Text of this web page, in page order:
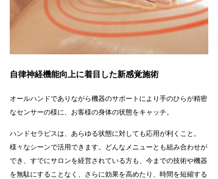
自律神経機能向上に着目した新感覚施術
オールハンドでありながら機器のサポートにより手のひらが精密
なセンサーの様に、お客様の身体の状態をキャッチ。
ハンドセラピスは、あらゆる状態に対しても応用が利くこと。
様々なシーンで活用できます。
どんなメニューとも組み合わせが
でき、すでにサロンを経営されている方も、今までの技術や機器
を無駄にすることなく、さらに効果を高めたり、時間を短縮する